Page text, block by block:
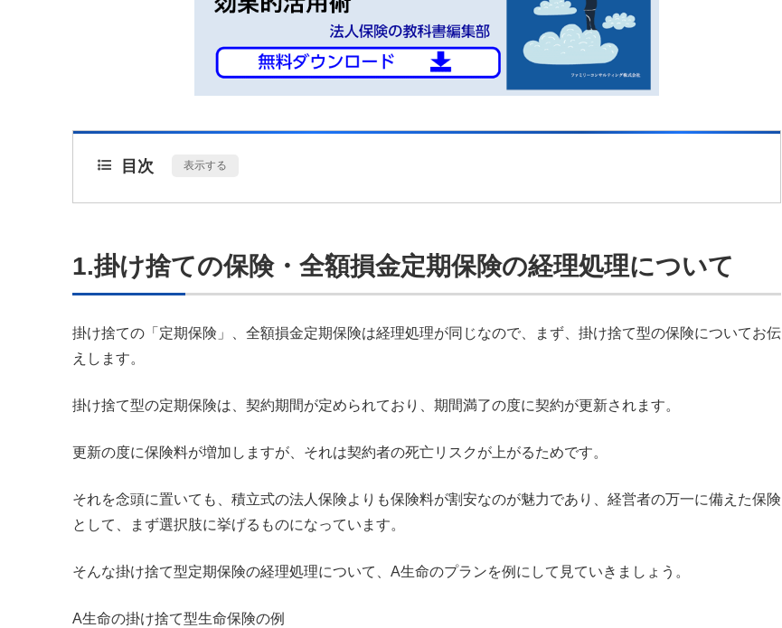
目次 表示する
1.掛け捨ての保険・全額損金定期保険の経理処理について
掛け捨ての「定期保険」、全額損金定期保険は経理処理が同じなので、まず、掛け捨て型の保険についてお伝
えします。
掛け捨て型の定期保険は、契約期間が定められており、期間満了の度に契約が更新されます。
更新の度に保険料が増加しますが、それは契約者の死亡リスクが上がるためです。
それを念頭に置いても、積立式の法人保険よりも保険料が割安なのが魅力であり、経営者の万一に備えた保険
として、まず選択肢に挙げるものになっています。
そんな掛け捨て型定期保険の経理処理について、A生命のプランを例にして見ていきましょう。
A生命の掛け捨て型生命保険の例